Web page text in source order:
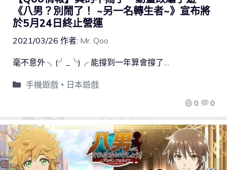
《八男？別鬧了！ ~另一名轉生者~》宣布將
於5月24日終止營運
2021/03/26 作者: Mr. Qoo
0 0
毫不意外 ╮(╯_╰)╭ 能撐到一年算會撐了…
手機遊戲、 日本遊戲